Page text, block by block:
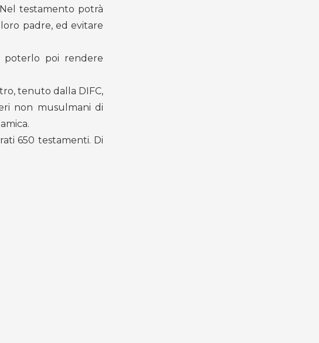
testamento potrà
padre, ed evitare
poterlo poi rendere
tenuto dalla DIFC,
non musulmani di
650 testamenti. Di